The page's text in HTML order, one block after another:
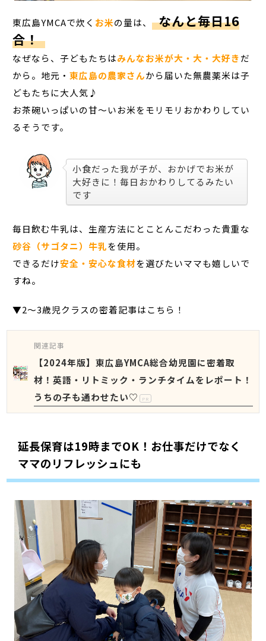
東広島YMCAで炊く お米の量は、 なんと毎日16
合！
なぜなら、子どもたちはみんなお米が大・大・大好きだ
から。地元・東広島の農家さんから届いた無農薬米は子
どもたちに大人気♪
お茶碗いっぱいの甘～いお米をモリモリおかわりしてい
るそうです。
小食だった我が子が、おかげでお米が
大好きに！毎日おかわりしてるみたい
です
毎日飲む牛乳は、生産方法にとことんこだわった貴重な
砂谷（サゴタニ）牛乳を使用。
できるだけ安全・安心な食材を選びたいママも嬉しいで
すね。
▼2～3歳児クラスの密着記事はこちら！
関連記事
【2024年版】東広島YMCA総合幼児園に密着取
材！英語・リトミック・ランチタイムをレポート！
うちの子も通わせたい♡
PR
延長保育は19時までOK！お仕事だけでなく
ママのリフレッシュにも